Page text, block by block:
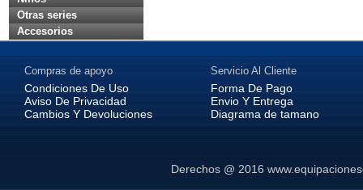
Otras series
Accesorios
Compras de apoyo
Condiciones De Uso
Aviso De Privacidad
Cambios Y Devoluciones
Servicio Al Cliente
Forma De Pago
Envio Y Entrega
Diagrama de tamano
Derechos @ 2016